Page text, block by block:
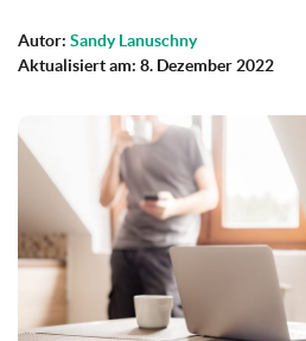
Autor: Sandy Lanuschny
Aktualisiert am: 8. Dezember 2022